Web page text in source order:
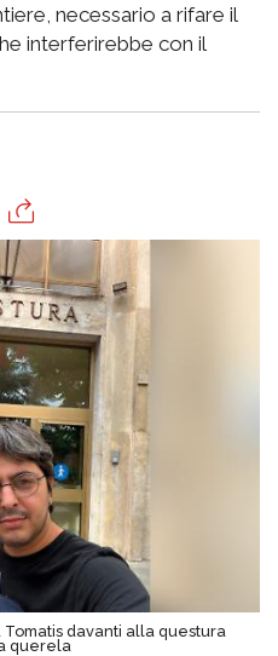
necessario a rifare il
interferirebbe con il
davanti alla questura
querela